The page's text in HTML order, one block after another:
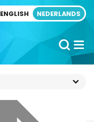
ENGLISH NEDERLANDS